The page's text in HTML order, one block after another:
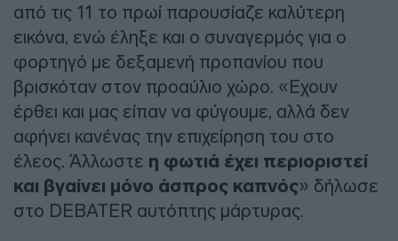
από τις 11 το πρωί παρουσίαζε καλύτερη
εικόνα, ενώ έληξε και ο συναγερμός για ο
φορτηγό με δεξαμενή προπανίου που
βρισκόταν στον προαύλιο χώρο. «Εχουν
έρθει και μας είπαν να φύγουμε, αλλά δεν
αφήνει κανένας την επιχείρηση του στο
έλεος. Άλλωστε η φωτιά έχει περιοριστεί
και βγαίνει μόνο άσπρος καπνός» δήλωσε
στο DEBATER αυτόπτης μάρτυρας.